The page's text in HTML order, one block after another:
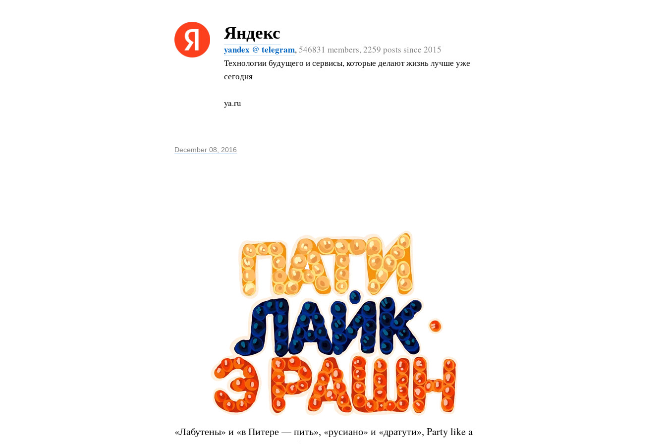
Яндекс
yandex @ telegram,546831 members, 2259 posts since 2015
Технологии будущего и сервисы, которые делают жизнь лучше уже
сегодня
ya.ru
December 08, 2016
«Лабутены» и «в Питере — пить», «русиано» и «дратути», Party like a